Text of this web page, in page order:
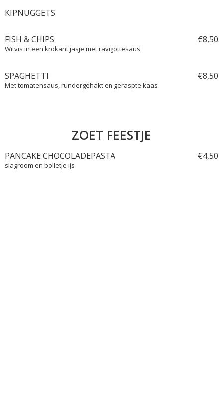
KIPNUGGETS
FISH & CHIPS €8,50
Witvis in een krokant jasje met ravigottesaus
SPAGHETTI €8,50
Met tomatensaus, rundergehakt en geraspte kaas
ZOET FEESTJE
PANCAKE CHOCOLADEPASTA €4,50
slagroom en bolletje ijs